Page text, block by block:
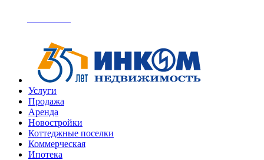
Услуги
Продажа
Аренда
Новостройки
Коттеджные поселки
Коммерческая
Ипотека